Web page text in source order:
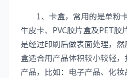
1、卡盒，常用的是单粉
牛皮卡、PVC胶片盒及PET
是经过印刷后做表面处理，
盒适合用产品体积较小较轻
产品，比如：电子产品、化妆